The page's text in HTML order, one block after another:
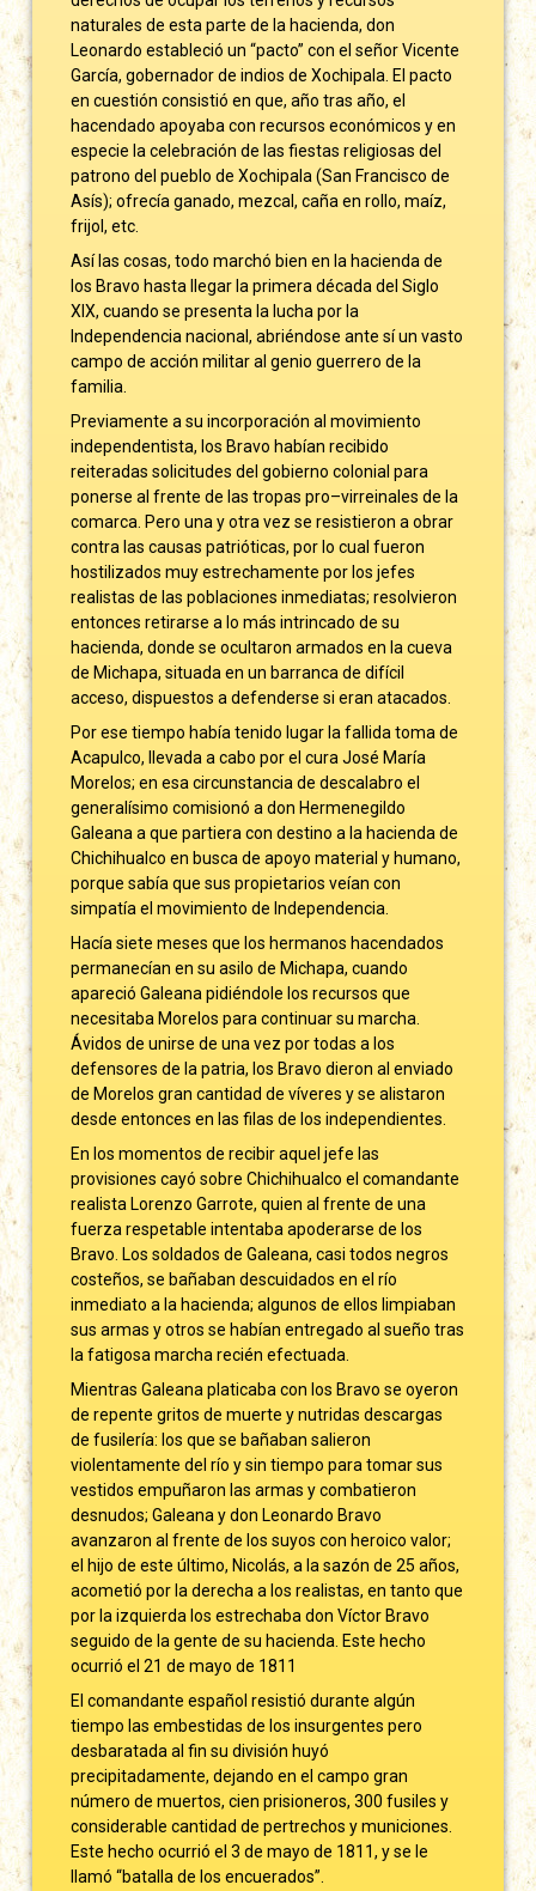
naturales de esta parte de la hacienda, don
Leonardo estableció un “pacto” con el señor Vicente
García, gobernador de indios de Xochipala. El pacto
en cuestión consistió en que, año tras año, el
hacendado apoyaba con recursos económicos y en
especie la celebración de las fiestas religiosas del
patrono del pueblo de Xochipala (San Francisco de
Asís); ofrecía ganado, mezcal, caña en rollo, maíz,
frijol, etc.
Así las cosas, todo marchó bien en la hacienda de
los Bravo hasta llegar la primera década del Siglo
XIX, cuando se presenta la lucha por la
Independencia nacional, abriéndose ante sí un vasto
campo de acción militar al genio guerrero de la
familia.
Previamente a su incorporación al movimiento
independentista, los Bravo habían recibido
reiteradas solicitudes del gobierno colonial para
ponerse al frente de las tropas pro–virreinales de la
comarca. Pero una y otra vez se resistieron a obrar
contra las causas patrióticas, por lo cual fueron
hostilizados muy estrechamente por los jefes
realistas de las poblaciones inmediatas; resolvieron
entonces retirarse a lo más intrincado de su
hacienda, donde se ocultaron armados en la cueva
de Michapa, situada en un barranca de difícil
acceso, dispuestos a defenderse si eran atacados.
Por ese tiempo había tenido lugar la fallida toma de
Acapulco, llevada a cabo por el cura José María
Morelos; en esa circunstancia de descalabro el
generalísimo comisionó a don Hermenegildo
Galeana a que partiera con destino a la hacienda de
Chichihualco en busca de apoyo material y humano,
porque sabía que sus propietarios veían con
simpatía el movimiento de Independencia.
Hacía siete meses que los hermanos hacendados
permanecían en su asilo de Michapa, cuando
apareció Galeana pidiéndole los recursos que
necesitaba Morelos para continuar su marcha.
Ávidos de unirse de una vez por todas a los
defensores de la patria, los Bravo dieron al enviado
de Morelos gran cantidad de víveres y se alistaron
desde entonces en las filas de los independientes.
En los momentos de recibir aquel jefe las
provisiones cayó sobre Chichihualco el comandante
realista Lorenzo Garrote, quien al frente de una
fuerza respetable intentaba apoderarse de los
Bravo. Los soldados de Galeana, casi todos negros
costeños, se bañaban descuidados en el río
inmediato a la hacienda; algunos de ellos limpiaban
sus armas y otros se habían entregado al sueño tras
la fatigosa marcha recién efectuada.
Mientras Galeana platicaba con los Bravo se oyeron
de repente gritos de muerte y nutridas descargas
de fusilería: los que se bañaban salieron
violentamente del río y sin tiempo para tomar sus
vestidos empuñaron las armas y combatieron
desnudos; Galeana y don Leonardo Bravo
avanzaron al frente de los suyos con heroico valor;
el hijo de este último, Nicolás, a la sazón de 25 años,
acometió por la derecha a los realistas, en tanto que
por la izquierda los estrechaba don Víctor Bravo
seguido de la gente de su hacienda. Este hecho
ocurrió el 21 de mayo de 1811
El comandante español resistió durante algún
tiempo las embestidas de los insurgentes pero
desbaratada al fin su división huyó
precipitadamente, dejando en el campo gran
número de muertos, cien prisioneros, 300 fusiles y
considerable cantidad de pertrechos y municiones.
Este hecho ocurrió el 3 de mayo de 1811, y se le
llamó “batalla de los encuerados”.